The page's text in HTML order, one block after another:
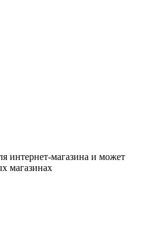
интернет-магазина и может
магазинах